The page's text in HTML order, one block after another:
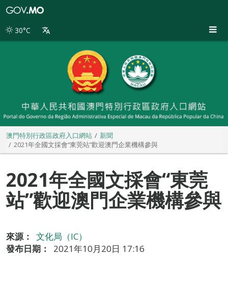
別
30°C
澳門特別行政區政府入口網站
新聞
2021年全國文採會“東莞站”歡迎澳門企業機構參與
2021年全國文採會“東莞
站”歡迎澳門企業機構參與
來源：
文化局（IC）
發布日期：
2021年10月20日 17:16